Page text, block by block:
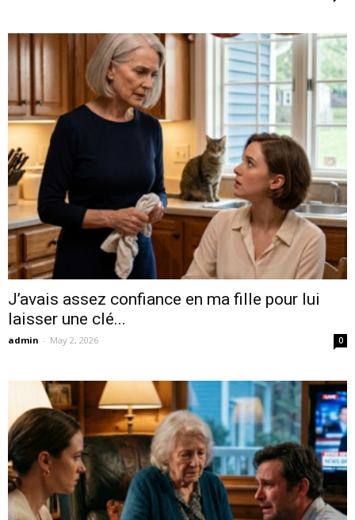
J’avais assez confiance en ma fille pour lui
laisser une clé...
admin - May 2, 2026 0